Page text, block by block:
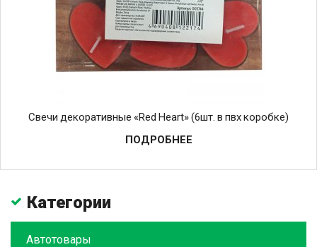
Свечи декоративные «Red Heart» (6шт. в пвх коробке)
ПОДРОБНЕЕ
Категории
Автотовары